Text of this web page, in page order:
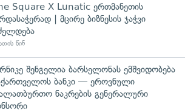
Square X Lunatic ერთმანეთის
| მცირე ბიზნესის ჯაჭვი
წინ
შენგელია ბარსელონას ემშვიდობება
ბანკი — ეროვნული
ნაკრების გენერალური